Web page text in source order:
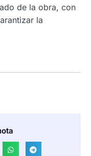
de la obra, con
la